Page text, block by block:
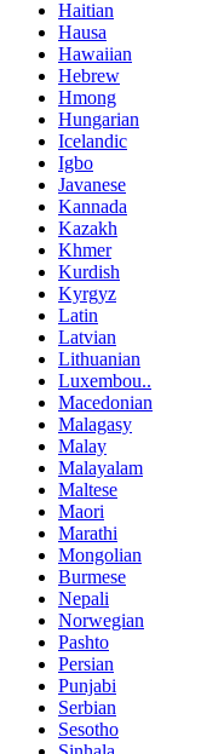
Haitian
Hausa
Hawaiian
Hebrew
Hmong
Hungarian
Icelandic
Igbo
Javanese
Kannada
Kazakh
Khmer
Kurdish
Kyrgyz
Latin
Latvian
Lithuanian
Luxembou..
Macedonian
Malagasy
Malay
Malayalam
Maltese
Maori
Marathi
Mongolian
Burmese
Nepali
Norwegian
Pashto
Persian
Punjabi
Serbian
Sesotho